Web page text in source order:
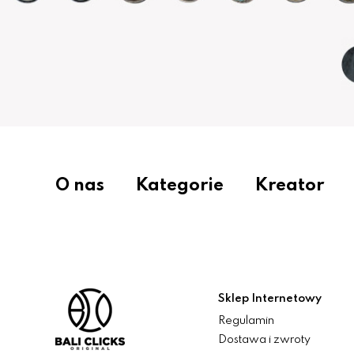
O nas Kategorie Kreator
Sklep Internetowy
Regulamin
Dostawa i zwroty